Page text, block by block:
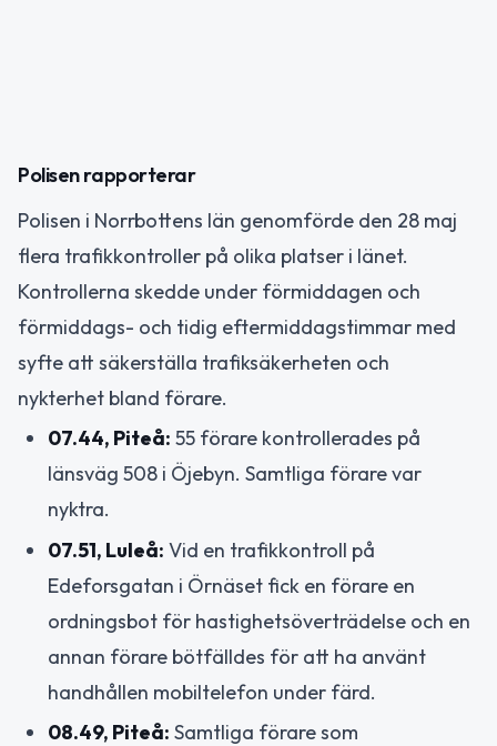
Polisen rapporterar
Polisen i Norrbottens län genomförde den 28 maj
flera trafikkontroller på olika platser i länet.
Kontrollerna skedde under förmiddagen och
förmiddags- och tidig eftermiddagstimmar med
syfte att säkerställa trafiksäkerheten och
nykterhet bland förare.
07.44, Piteå: 55 förare kontrollerades på
länsväg 508 i Öjebyn. Samtliga förare var
nyktra.
07.51, Luleå: Vid en trafikkontroll på
Edeforsgatan i Örnäset fick en förare en
ordningsbot för hastighetsöverträdelse och en
annan förare bötfälldes för att ha använt
handhållen mobiltelefon under färd.
08.49, Piteå: Samtliga förare som